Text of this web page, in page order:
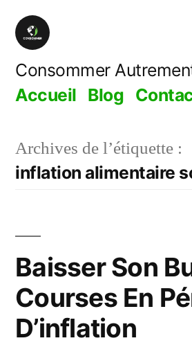
Aller
contenu
Consommer
Accueil Blog
Archives de l’étiquette :
inflation alimentaire
Baisser Son
Courses En
D’inflation